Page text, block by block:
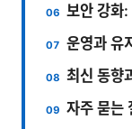
보안 강화
운영과 유
최신 동향
자주 묻는